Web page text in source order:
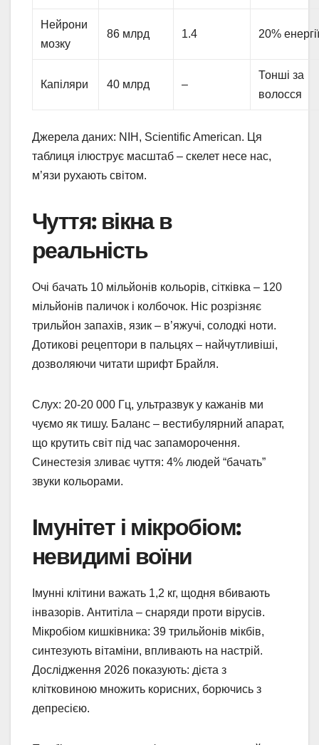
Нейрони
мозку
86 млрд 1.4 20%
Капіляри 40 млрд –
Тонші за
волосся
Джерела даних: NIH, Scientific American. Ця
таблиця ілюструє масштаб – скелет несе нас,
м’язи рухають світом.
Чуття: вікна в
реальність
Очі бачать 10 мільйонів кольорів, сітківка – 120
мільйонів паличок і колбочок. Ніс розрізняє
трильйон запахів, язик – в’яжучі, солодкі ноти.
Дотикові рецептори в пальцях – найчутливіші,
дозволяючи читати шрифт Брайля.
Слух: 20-20 000 Гц, ультразвук у кажанів ми
чуємо як тишу. Баланс – вестибулярний апарат,
що крутить світ під час запаморочення.
Синестезія зливає чуття: 4% людей “бачать”
звуки кольорами.
Імунітет і мікробіом:
невидимі воїни
Імунні клітини важать 1,2 кг, щодня вбивають
інвазорів. Антитіла – снаряди проти вірусів.
Мікробіом кишківника: 39 трильйонів мікбів,
синтезують вітаміни, впливають на настрій.
Дослідження 2026 показують: дієта з
клітковиною множить корисних, борючись з
депресією.